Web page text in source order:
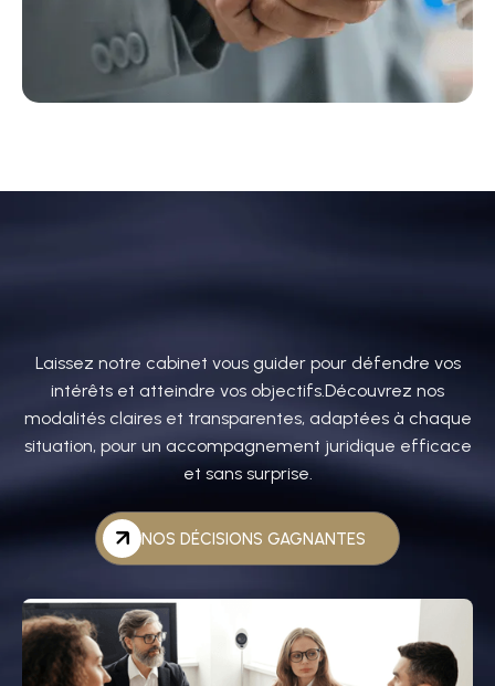
6
7
9
6
7
2
2
Laissez notre cabinet vous guider pour défendre vos
intérêts et atteindre vos objectifs.Découvrez nos
modalités claires et transparentes, adaptées à chaque
situation, pour un accompagnement juridique efficace
et sans surprise.
NOS DÉCISIONS GAGNANTES